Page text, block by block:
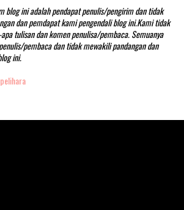
blog ini adalah pendapat penulis/pengirim dan tidak
dan pemdapat kami pengendali blog ini.Kami tidak
tulisan dan komen penulisa/pembaca. Semuanya
pembaca dan tidak mewakili pandangan dan
ini.